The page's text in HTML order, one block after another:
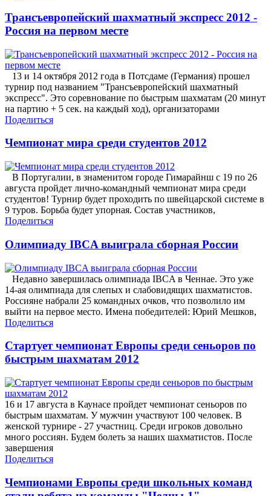
Трансъевропейский шахматный экспресс 2012 -
Россия на первом месте
13 и 14 октября 2012 года в Потсдаме (Германия) прошел
турнир под названием "Трансъевропейский шахматный
экспресс". Это соревнование по быстрым шахматам (20 минут
на партию + 5 сек. на каждый ход), организаторами
Поделиться
Чемпионат мира среди студентов 2012
В Португалии, в знаменитом городе Гимарайнш с 19 по 26
августа пройдет лично-командный чемпионат мира среди
студентов! Турнир будет проходить по швейцарской системе в
9 туров. Борьба будет упорная. Состав участников,
Поделиться
Олимпиаду IBCA выиграла сборная России
Недавно завершилась олимпиада IBCA в Ченнае. Это уже
14-ая олимпиада для слепых и слабовидящих шахматистов.
Россияне набрали 25 командных очков, что позволило им
выйти на первое место. Имена победителей: Юрий Мешков,
Поделиться
Стартует чемпионат Европы среди сеньоров по
быстрым шахматам 2012
16 и 17 августа в Каунасе пройдет чемпионат сеньоров по
быстрым шахматам. У мужчин участвуют 100 человек. В
женской турнире - 27 участниц. Среди игроков довольно
много россиян. Будем болеть за наших шахматистов. После
завершения
Поделиться
Чемпионами Европы среди школьных команд